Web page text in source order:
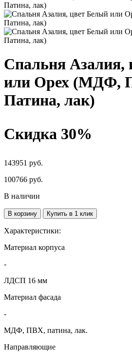
Спальня Азалия,
или Орех (МДФ,
Патина, лак)
Скидка 30%
143951 руб.
100766 руб.
В наличии
В корзину Купить в 1 клик
Характеристики:
Материал корпуса
-
ЛДСП 16 мм
Материал фасада
-
МДФ, ПВХ, патина, лак.
Направляющие